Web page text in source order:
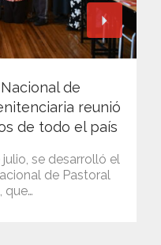
de
reunió
de todo el país
se desarrolló el
de Pastoral
que…